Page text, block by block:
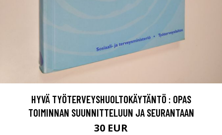
HYVÄ TYÖTERVEYSHUOLTOKÄYTÄNTÖ : OPAS
TOIMINNAN SUUNNITTELUUN JA SEURANTAAN
30 EUR